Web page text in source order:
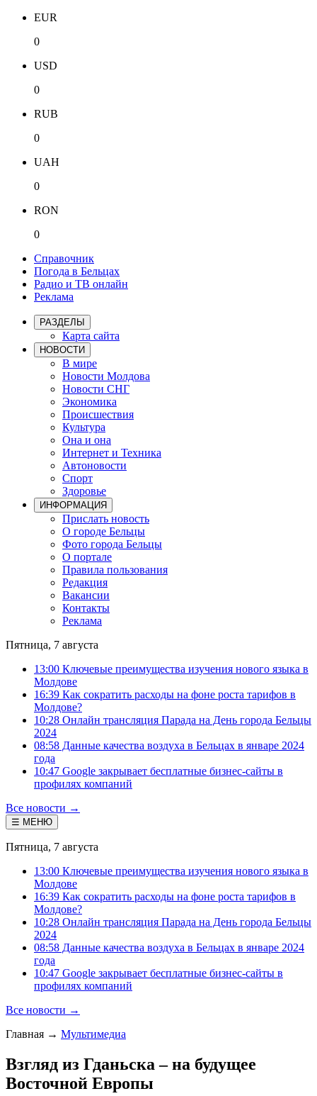
EUR
0
USD
0
RUB
0
UAH
0
RON
0
Справочник
Погода в Бельцах
Радио и ТВ онлайн
Реклама
РАЗДЕЛЫ
Карта сайта
НОВОСТИ
В мире
Новости Молдова
Новости СНГ
Экономика
Происшествия
Культура
Она и она
Интернет и Техника
Автоновости
Спорт
Здоровье
ИНФОРМАЦИЯ
Прислать новость
О городе Бельцы
Фото города Бельцы
О портале
Правила пользования
Редакция
Вакансии
Контакты
Реклама
Пятница, 7 августа
13:00 Ключевые преимущества изучения нового языка в
Молдове
16:39 Как сократить расходы на фоне роста тарифов в
Молдове?
10:28 Онлайн трансляция Парада на День города Бельцы
2024
08:58 Данные качества воздуха в Бельцах в январе 2024
года
10:47 Google закрывает бесплатные бизнес-сайты в
профилях компаний
Все новости →
☰ МЕНЮ
Пятница, 7 августа
13:00 Ключевые преимущества изучения нового языка в
Молдове
16:39 Как сократить расходы на фоне роста тарифов в
Молдове?
10:28 Онлайн трансляция Парада на День города Бельцы
2024
08:58 Данные качества воздуха в Бельцах в январе 2024
года
10:47 Google закрывает бесплатные бизнес-сайты в
профилях компаний
Все новости →
Главная → Мультимедиа
Взгляд из Гданьска – на будущее
Восточной Европы